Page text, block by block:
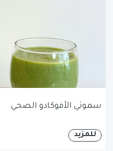
سموثي الأفوكادو الصحي
للمزيد